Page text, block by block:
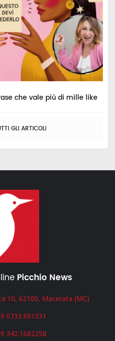
che vale più di mille like
GLI ARTICOLI
Picchio News
10, 62100, Macerata (MC)
0733.691331
342.1682258